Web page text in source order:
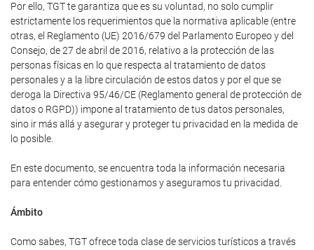
Por ello, TGT te garantiza que es su voluntad, no solo cumplir
estrictamente los requerimientos que la normativa aplicable (entre
otras, el Reglamento (UE) 2016/679 del Parlamento Europeo y del
Consejo, de 27 de abril de 2016, relativo a la protección de las
personas físicas en lo que respecta al tratamiento de datos
personales y a la libre circulación de estos datos y por el que se
deroga la Directiva 95/46/CE (Reglamento general de protección de
datos o RGPD)) impone al tratamiento de tus datos personales,
sino ir más allá y asegurar y proteger tu privacidad en la medida de
lo posible.
En este documento, se encuentra toda la información necesaria
para entender cómo gestionamos y aseguramos tu privacidad.
Ámbito
Como sabes, TGT ofrece toda clase de servicios turísticos a través